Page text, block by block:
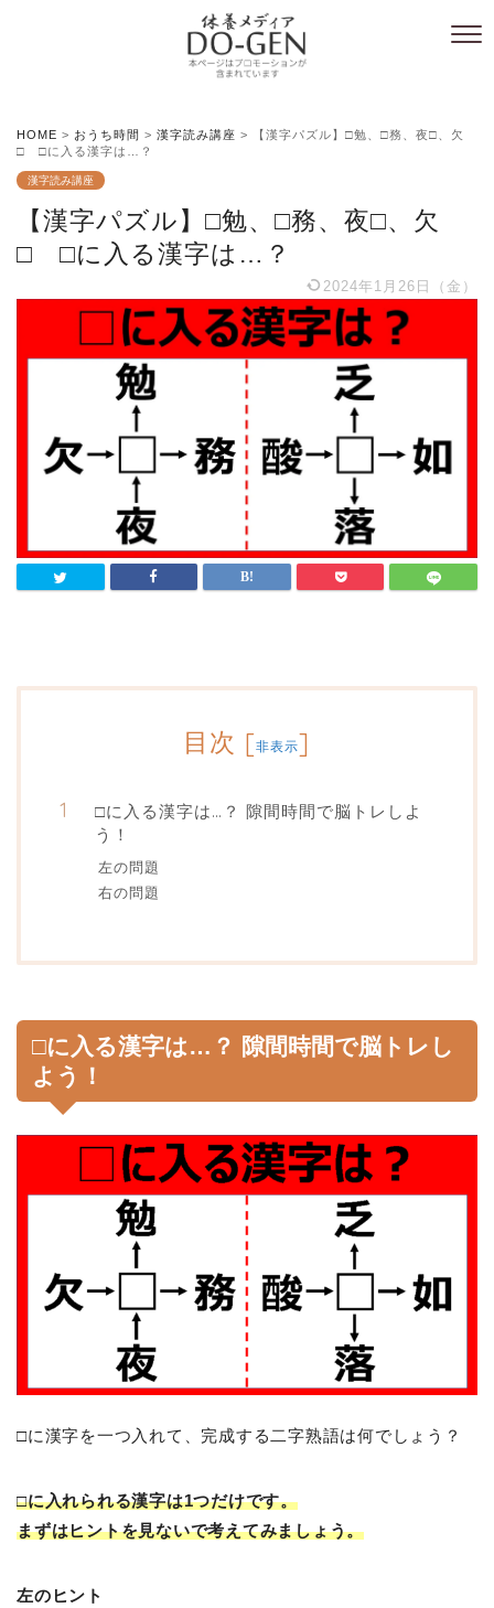
HOME > おうち時間 > 漢字読み講座 >
【漢字パズル】□勉、□務、夜□、欠
□ □に入る漢字は…？
漢字読み講座
【漢字パズル】□勉、□務、夜□、欠
□ □に入る漢字は…？
2024年1月26日（金）
目次 [非表示]
□に入る漢字は…？ 隙間時間で脳トレしよ
う！
左の問題
右の問題
□に入る漢字は…？ 隙間時間で脳トレし
よう！
□に漢字を一つ入れて、完成する二字熟語は何でしょう？
□に入れられる漢字は1つだけです。
まずはヒントを見ないで考えてみましょう。
左のヒント